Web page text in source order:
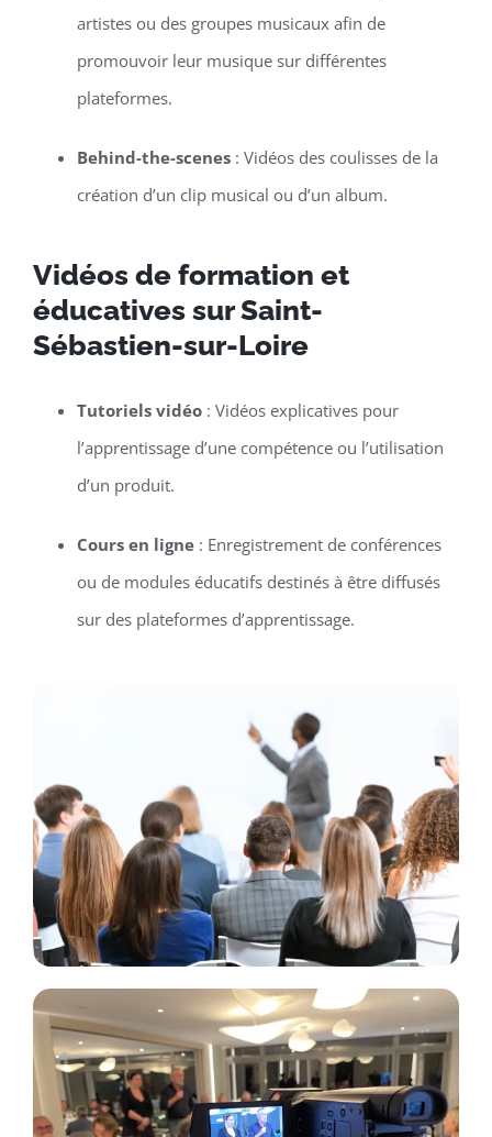
artistes ou des groupes musicaux afin de
promouvoir leur musique sur différentes
plateformes.
Behind-the-scenes: Vidéos des coulisses de la
création d’un clip musical ou d’un album.
Vidéos de formation et
éducatives sur Saint-
Sébastien-sur-Loire
Tutoriels vidéo: Vidéos explicatives pour
l’apprentissage d’une compétence ou l’utilisation
d’un produit.
Cours en ligne: Enregistrement de conférences
ou de modules éducatifs destinés à être diffusés
sur des plateformes d’apprentissage.